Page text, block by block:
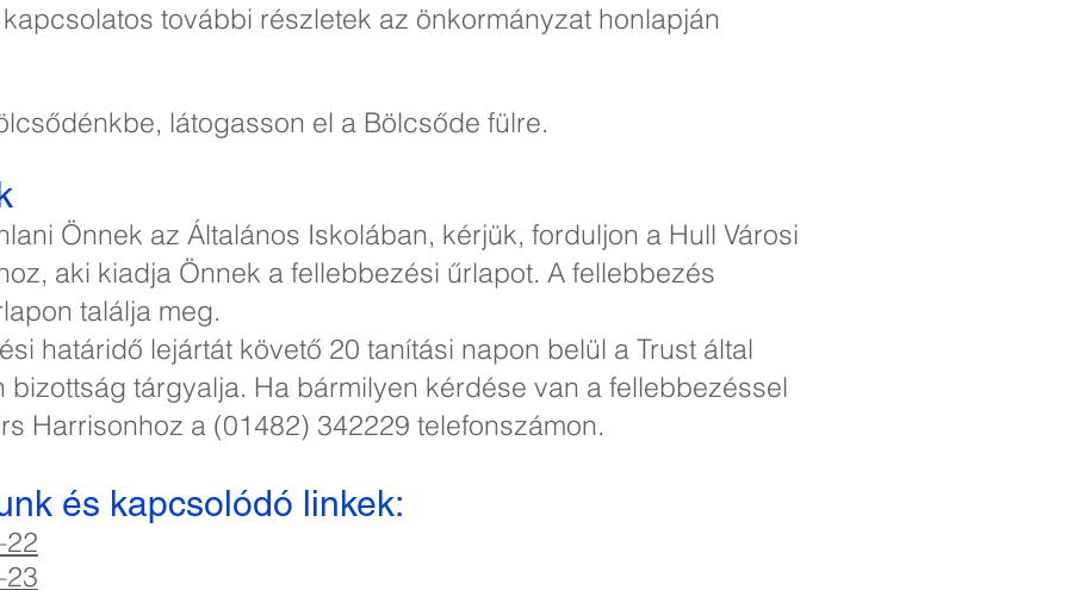
további részletek az önkormányzat honlapján
látogasson el a Bölcsőde fülre.
Önnek az Általános Iskolában, kérjük, forduljon a Hull Városi
aki kiadja Önnek a fellebbezési űrlapot. A fellebbezés
találja meg.
határidő lejártát követő 20 tanítási napon belül a Trust által
bizottság tárgyalja. Ha bármilyen kérdése van a fellebbezéssel
Harrisonhoz a (01482) 342229 telefonszámon.
és kapcsolódó linkek: